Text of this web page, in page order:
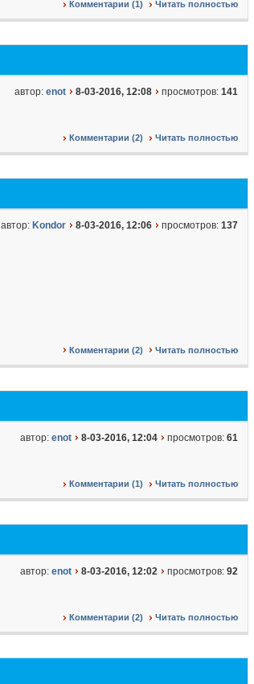
Комментарии (1) Читать полностью
автор: enot 8-03-2016, 12:08 просмотров: 141
Комментарии (2) Читать полностью
автор: Kondor 8-03-2016, 12:06 просмотров: 137
Комментарии (2) Читать полностью
автор: enot 8-03-2016, 12:04 просмотров: 61
Комментарии (1) Читать полностью
автор: enot 8-03-2016, 12:02 просмотров: 92
Комментарии (2) Читать полностью